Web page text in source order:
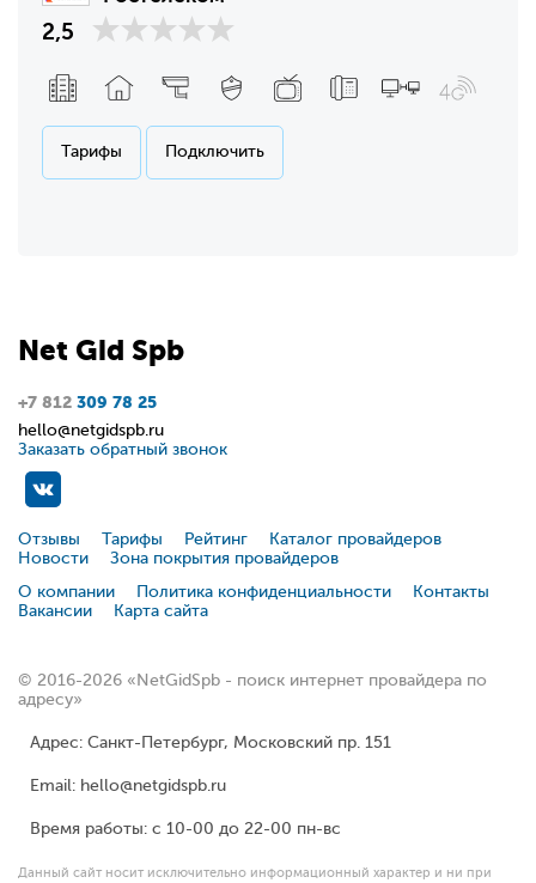
2,5
Тарифы Подключить
Net Gid Spb
+7 812 309 78 25
hello@netgidspb.ru
Заказать обратный звонок
Отзывы Тарифы Рейтинг
Каталог провайдеров
Новости
Зона покрытия провайдеров
О компании
Политика конфиденциальности
Контакты
Вакансии
Карта сайта
© 2016-2026 «NetGidSpb - поиск интернет провайдера по
адресу»
Адрес: Санкт-Петербург, Московский пр. 151
Email: hello@netgidspb.ru
Время работы: с 10-00 до 22-00 пн-вс
Данный сайт носит исключительно информационный характер и ни при